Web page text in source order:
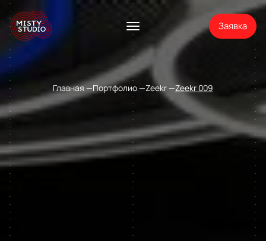
Заявка
Главная Портфолио Zeekr Zeekr 009